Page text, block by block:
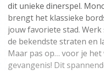
dit unieke dinerspel.
brengt het klassieke
jouw favoriete stad.
de bekendste straten en
Maar pas op… voor je het
gevangenis! Dit